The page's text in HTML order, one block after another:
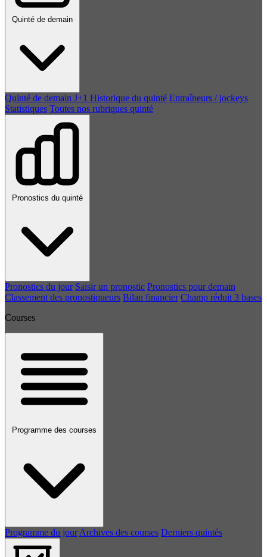
Quinté de demain
Quinté de demain J+1 Historique du quinté Entraîneurs / jockeys
Statistiques Toutes nos rubriques quinté
Pronostics du quinté
Pronostics du jour Saisir un pronostic Pronostics pour demain
Classement des pronostiqueurs Bilan financier Champ réduit 3 bases
Courses
Programme des courses
Programme du jour Archives des courses Derniers quintés